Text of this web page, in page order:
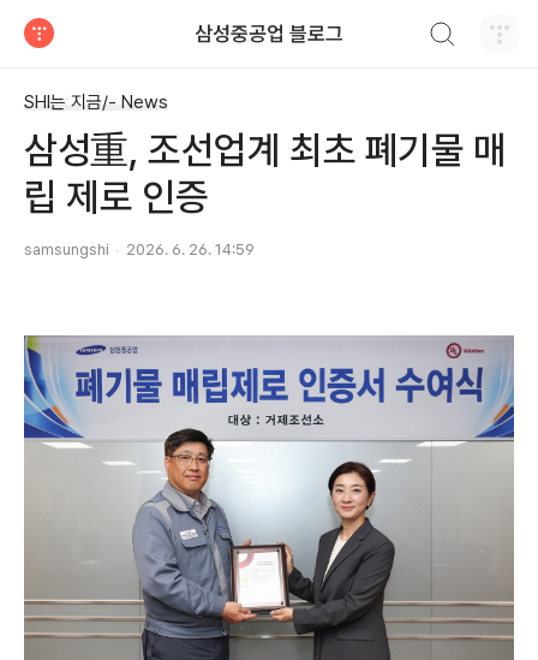
삼성중공업 블로그
SHI는 지금/- News
삼성重, 조선업계 최초 폐기물 매
립 제로 인증
samsungshi 2026. 6. 26. 14:59